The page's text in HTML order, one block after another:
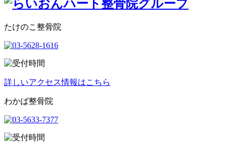
たけのこ整骨院
詳しいアクセス情報はこちら
わかば整骨院